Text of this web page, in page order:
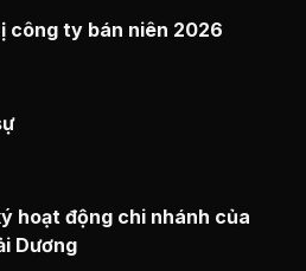
công ty bán niên 2026
hoạt động chi nhánh của
Dương